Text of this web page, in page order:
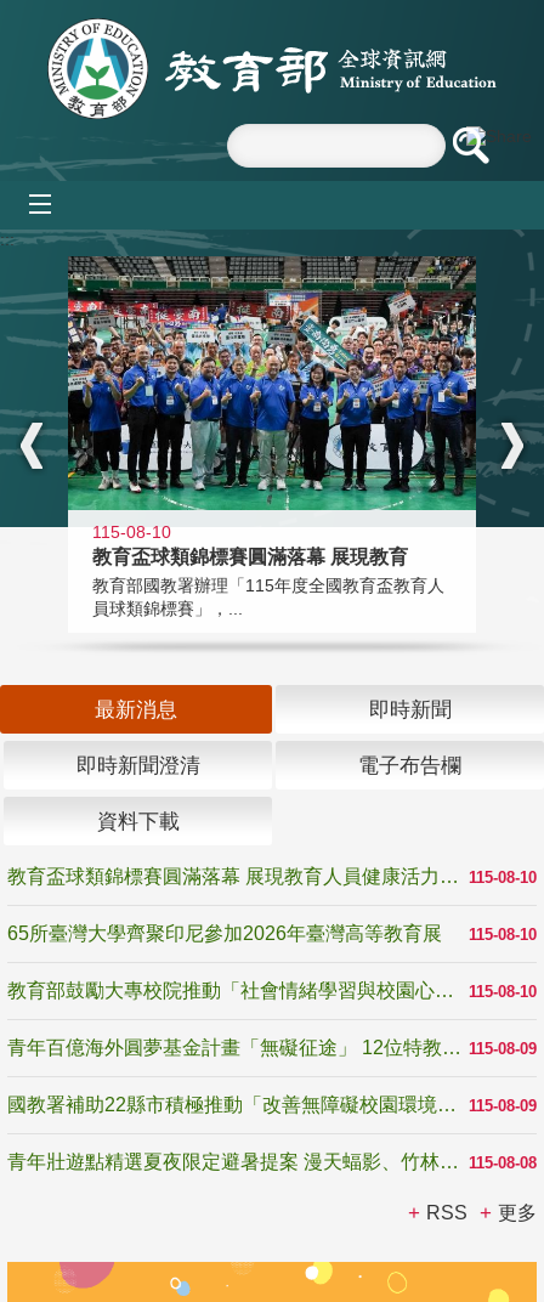
跳到主要內容區塊
:::
115-08-10
教育盃球類錦標賽圓滿落幕 展現教育
教育部國教署辦理「115年度全國教育盃教育人
員球類錦標賽」，...
最新消息 即時新聞
即時新聞澄清 電子布告欄
資料下載
115-08-10
教育盃球類錦標賽圓滿落幕 展現教育人員健康活力與團隊精神
115-08-10
65所臺灣大學齊聚印尼參加2026年臺灣高等教育展
115-08-10
教育部鼓勵大專校院推動「社會情緒學習與校園心理健康促進計畫」 培育校園「心」韌性
115-08-09
青年百億海外圓夢基金計畫「無礙征途」 12位特教與弱勢青年勇闖西班牙 跨越感官限制見證生命蛻變
115-08-09
國教署補助22縣市積極推動「改善無障礙校園環境計畫」 打造友善、安全、無礙學習空間
115-08-08
青年壯遊點精選夏夜限定避暑提案 漫天蝠影、竹林尋蛙、茶香夜觀 邀青年暮色出發
RSS 更多